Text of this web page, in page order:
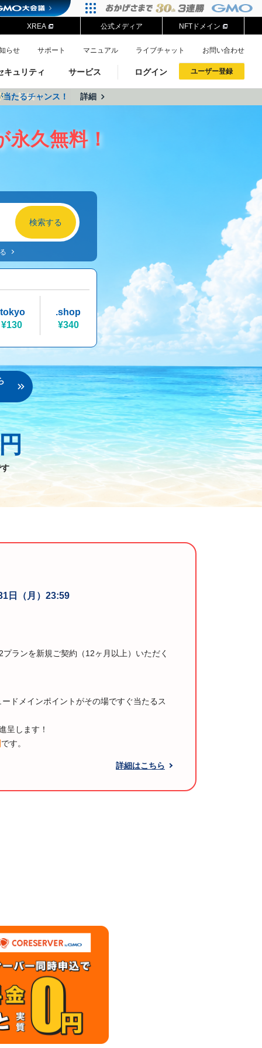
XREA 公式メディア NFTドメイン
.jpドメインオークション
キュリティ サービス
ドメイン・ホスティングOEM
らせ サポート マニュアル ライブチャット お問い合わせ
ログイン
可能
GMO ID Amazon
のログイン画面へ遷移します
ユーザー登録
可能
GMO ID Amazon
カウント作成画面へ遷移します
たるチャンス！ 詳細
詳細
永久無料！
¥130
.shop
¥340
日（月）23:59
ランを新規ご契約（12ヶ月以上）いただく
ドメインポイントがその場ですぐ当たるス
呈します！
です。
詳細はこちら